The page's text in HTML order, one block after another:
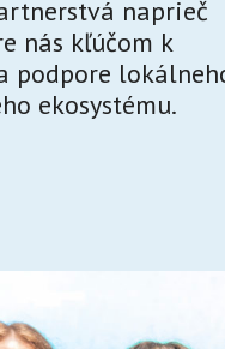
naprieč
nás kľúčom k
podpore
ekosystému.